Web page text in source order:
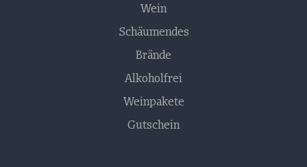
Wein
Schäumendes
Brände
Alkoholfrei
Weinpakete
Gutschein